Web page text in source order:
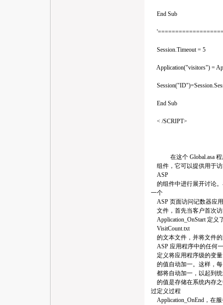
End Sub
Session.Timeout = 5
Application("visitors") =
End Sub
< /SCRIPT>
在这个 Global.asa 程序
组件，它可以提供用于
ASP
的组件中进行展开讨论
一个
ASP 页面访问记数器应
文件，首先当客户首次
Application_OnStart 定义
VisitCount.txt
的文本文件，并将文件
ASP 应用程序中的任何一
定义将应用程序级的变量
的值自动加一。这样，
都将自动加一，以起到
的值是存储在系统内存
过定义过程
Application_OnEnd，在